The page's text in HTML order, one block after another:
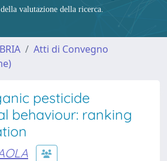
valutazione della ricerca.
Atti di Convegno
pesticide
behaviour: ranking